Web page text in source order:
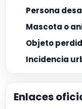
Persona
Mascota o
Objeto
Incidencia
Enlaces